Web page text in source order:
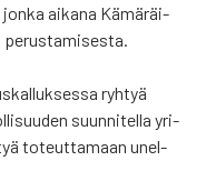
aika­na Kämä­räi­
ryh­tyä
suun­ni­tel­la yri­
toteut­ta­maan unel­